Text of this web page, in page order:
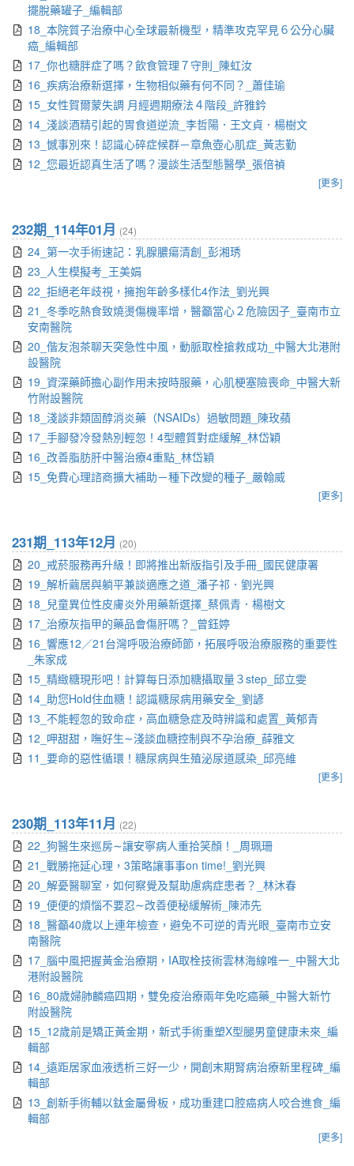
擺脫藥罐子_編輯部
18_本院質子治療中心全球最新機型，精準攻克罕見６公分心臟
癌_編輯部
17_你也糖胖症了嗎？飲食管理７守則_陳虹汝
16_疾病治療新選擇，生物相似藥有何不同？_蕭佳瑜
15_女性賀爾蒙失調 月經週期療法４階段_許雅鈐
14_淺談酒精引起的胃食道逆流_李哲陽．王文貞．楊樹文
13_憾事別來！認識心碎症候群－章魚壺心肌症_黃志勤
12_您最近認真生活了嗎？漫談生活型態醫學_張倍禎
[更多]
232期_114年01月 (24)
24_第一次手術速記：乳腺膿瘍清創_彭湘琇
23_人生模擬考_王美娟
22_拒絕老年歧視，擁抱年齡多樣化4作法_劉光興
21_冬季吃熱食致燒燙傷機率增，醫籲當心２危險因子_臺南市立
安南醫院
20_偕友泡茶聊天突急性中風，動脈取栓搶救成功_中醫大北港附
設醫院
19_資深藥師擔心副作用未按時服藥，心肌梗塞險喪命_中醫大新
竹附設醫院
18_淺談非類固醇消炎藥（NSAIDs）過敏問題_陳玫蘋
17_手腳發冷發熱別輕忽！4型體質對症緩解_林岱穎
16_改善脂肪肝中醫治療4重點_林岱穎
15_免費心理諮商擴大補助－種下改變的種子_嚴翰威
[更多]
231期_113年12月 (20)
20_戒菸服務再升級！即將推出新版指引及手冊_國民健康署
19_解析繭居與躺平兼談適應之道_潘子祁．劉光興
18_兒童異位性皮膚炎外用藥新選擇_蔡佩青．楊樹文
17_治療灰指甲的藥品會傷肝嗎？_曾鈺婷
16_響應12／21台灣呼吸治療師節，拓展呼吸治療服務的重要性
_朱家成
15_精緻糖現形吧！計算每日添加糖攝取量３step_邱立雯
14_助您Hold住血糖！認識糖尿病用藥安全_劉諺
13_不能輕忽的致命症，高血糖急症及時辨識和處置_黃郁青
12_呷甜甜，嘸好生∼淺談血糖控制與不孕治療_薛雅文
11_要命的惡性循環！糖尿病與生殖泌尿道感染_邱亮維
[更多]
230期_113年11月 (22)
22_狗醫生來巡房∼讓安寧病人重拾笑顏！_周珮珊
21_戰勝拖延心理，3策略讓事事on time!_劉光興
20_解憂醫聊室，如何察覺及幫助慮病症患者？_林沐春
19_便便的煩惱不要忍∼改善便秘緩解術_陳沛先
18_醫籲40歲以上連年檢查，避免不可逆的青光眼_臺南市立安
南醫院
17_腦中風把握黃金治療期，IA取栓技術雲林海線唯一_中醫大北
港附設醫院
16_80歲婦肺麟癌四期，雙免疫治療兩年免吃癌藥_中醫大新竹
附設醫院
15_12歲前是矯正黃金期，新式手術重塑X型腿男童健康未來_編
輯部
14_遠距居家血液透析三好一少，開創末期腎病治療新里程碑_編
輯部
13_創新手術輔以鈦金屬骨板，成功重建口腔癌病人咬合進食_編
輯部
[更多]